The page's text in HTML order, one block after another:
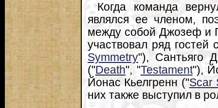
Когда команда
являлся ее членом,
между собой Джозеф и
участвовал ряд
Symmetry"), Сантьяго
("Death", "Testament"),
Йонас Кьелгренн ("Scar
них также выступил в